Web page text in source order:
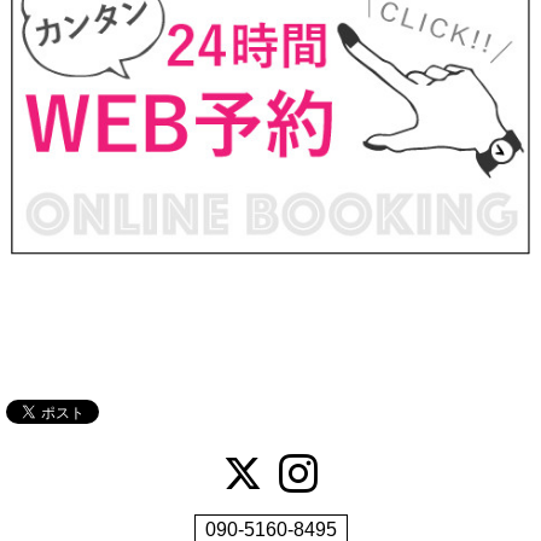
090-5160-8495